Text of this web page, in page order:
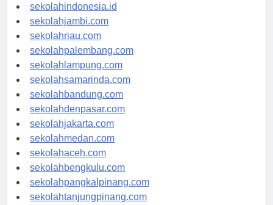
sekolahindonesia.id
sekolahjambi.com
sekolahriau.com
sekolahpalembang.com
sekolahlampung.com
sekolahsamarinda.com
sekolahbandung.com
sekolahdenpasar.com
sekolahjakarta.com
sekolahmedan.com
sekolahaceh.com
sekolahbengkulu.com
sekolahpangkalpinang.com
sekolahtanjungpinang.com